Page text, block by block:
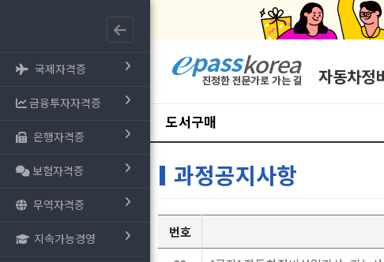
국제자격증
금융투자자격증
은행자격증
보험자격증
무역자격증
지속가능경영
자동차정
도서구매
과정공지사항
번호